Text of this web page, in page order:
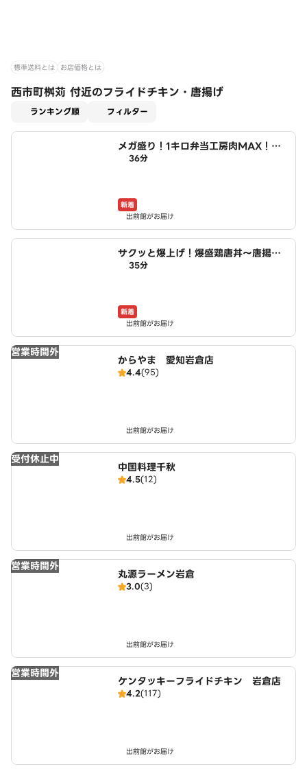
標準送料とは お店価格とは
西市町桝苅 付近のフライドチキン・唐揚げ
ランキング順 フィルター
メガ盛り！1キロ弁当工房肉MAX！大
盛りからあげお弁当 小木西店
36分
新着
出前館がお届け
サクッと爆上げ！爆盛鶏唐丼～唐揚げ
商店鳥一ミート 小木西店
35分
新着
出前館がお届け
営業時間外
からやま 愛知岩倉店
4.4(95)
出前館がお届け
受付休止中
中国料理千秋
4.5(12)
出前館がお届け
営業時間外
丸源ラーメン岩倉
3.0(3)
出前館がお届け
営業時間外
ケンタッキーフライドチキン 岩倉店
4.2(117)
出前館がお届け